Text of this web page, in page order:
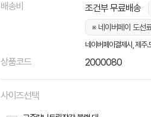
배송비 조건부 무료배송
※ 네이버페이 도선
네이버페이결제시, 제주
상품코드 2000080
사이즈선택